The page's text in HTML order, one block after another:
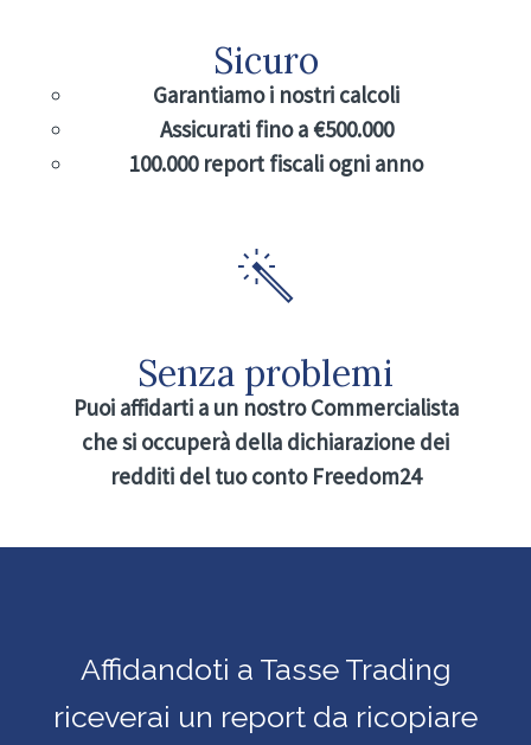
Sicuro
Garantiamo i nostri calcoli
Assicurati fino a €500.000
100.000 report fiscali ogni anno
Senza problemi
Puoi affidarti a un nostro Commercialista
che si occuperà della dichiarazione dei
redditi del tuo conto Freedom24
Affidandoti a Tasse Trading
riceverai un report da ricopiare